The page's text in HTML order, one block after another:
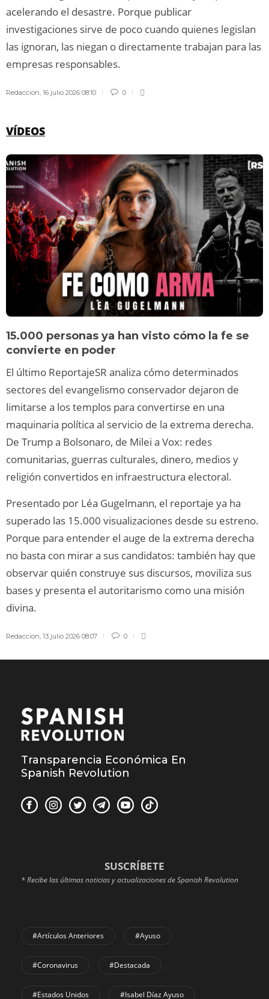
acelerando el desastre. Porque publicar
investigaciones sirve de poco cuando quienes legislan
las ignoran, las niegan o directamente trabajan para las
empresas responsables.
Redaccion, 16 julio 2026 08:10 0
VÍDEOS
15.000 personas ya han visto cómo la fe se
convierte en poder
El último ReportajeSR analiza cómo determinados
sectores del evangelismo conservador dejaron de
limitarse a los templos para convertirse en una
maquinaria política al servicio de la extrema derecha.
De Trump a Bolsonaro, de Milei a Vox: redes
comunitarias, guerras culturales, dinero, medios y
religión convertidos en infraestructura electoral.
Presentado por Léa Gugelmann, el reportaje ya ha
superado las 15.000 visualizaciones desde su estreno.
Porque para entender el auge de la extrema derecha
no basta con mirar a sus candidatos: también hay que
observar quién construye sus discursos, moviliza sus
bases y presenta el autoritarismo como una misión
divina.
Redaccion, 13 julio 2026 08:07 0
Transparencia Económica En
Spanish Revolution
SUSCRÍBETE
* Recibe las últimas noticias y actualizaciones de Spanish Revolution
#Artículos Anteriores #Ayuso
#coronavirus #Destacada
#Estados Unidos #Isabel Díaz Ayuso